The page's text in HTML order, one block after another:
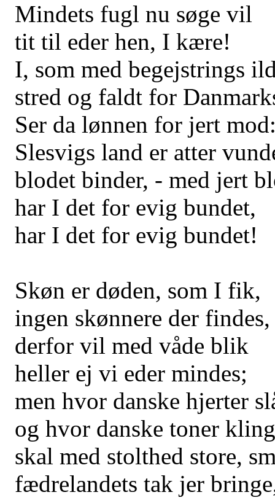
Mindets fugl nu søge vil
tit til eder hen, I kære!
I, som med begejstrings
stred og faldt for
Ser da lønnen for jert
Slesvigs land er atter
blodet binder, - med jert
har I det for evig bundet,
har I det for evig bundet!
Skøn er døden, som I fik,
ingen skønnere der findes,
derfor vil med våde blik
heller ej vi eder mindes;
men hvor danske hjerter
og hvor danske toner
skal med stolthed store,
fædrelandets tak jer